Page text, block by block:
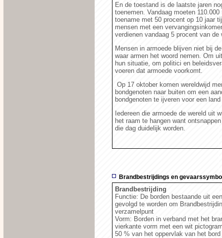
En de toestand is de laatste jaren
toenemen. Vandaag moeten
toename met 50 procent op 10 jaar
mensen met een
verdienen vandaag 5 procent van
Mensen in armoede blijven niet bij
waar armen het woord nemen. Om
hun situatie, om politici en
voeren dat armoede voorkomt.
Op 17 oktober komen wereldwijd
bondgenoten naar buiten om een
bondgenoten te ijveren voor een
Iedereen die armoede de wereld uit
het raam te hangen want
die dag duidelijk worden.
Brandbestrijdings en
Brandbestrijding
Functie: De borden bestaande uit
gevolgd te worden om
verzamelpunt
Vorm: Borden in verband met het
vierkante vorm met een wit
50 % van het oppervlak van het